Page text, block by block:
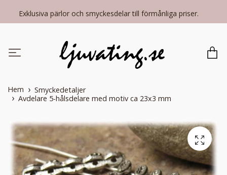
Exklusiva pärlor och smyckesdelar till förmånliga priser.
Hem
Smyckedetaljer
Avdelare 5-hålsdelare med motiv ca 23x3 mm